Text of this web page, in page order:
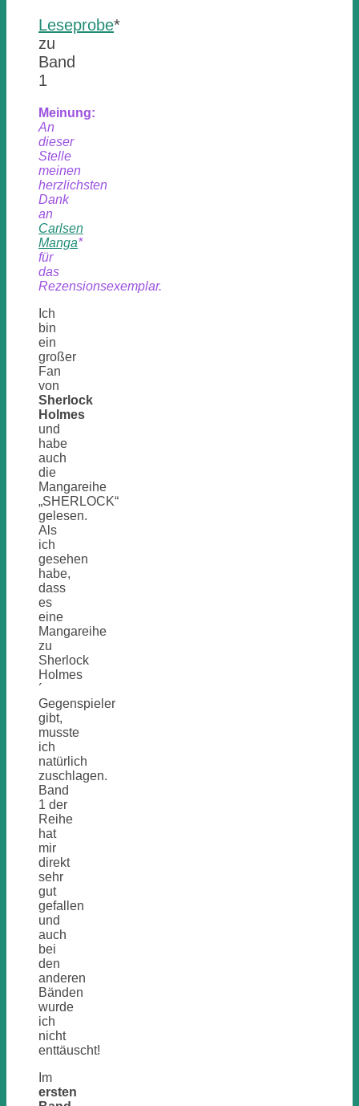
Leseprobe*
zu
Band
1
Meinung:
An
dieser
Stelle
meinen
herzlichsten
Dank
an
Carlsen
Manga*
für
das
Rezensionsexemplar.
Ich
bin
ein
großer
Fan
von
Sherlock
Holmes
und
habe
auch
die
Mangareihe
„SHERLOCK“
gelesen.
Als
ich
gesehen
habe,
dass
es
eine
Mangareihe
zu
Sherlock
Holmes
´
Gegenspieler
gibt,
musste
ich
natürlich
zuschlagen.
Band
1 der
Reihe
hat
mir
direkt
sehr
gut
gefallen
und
auch
bei
den
anderen
Bänden
wurde
ich
nicht
enttäuscht!
Im
ersten